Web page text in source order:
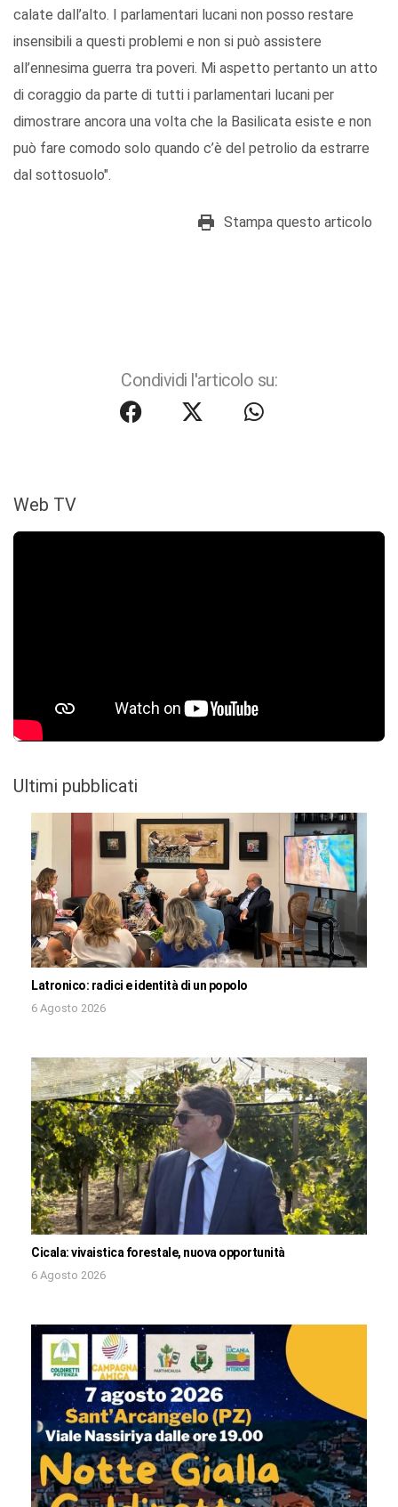
calate dall’alto. I parlamentari lucani non posso restare
insensibili a questi problemi e non si può assistere
all’ennesima guerra tra poveri. Mi aspetto pertanto un atto
di coraggio da parte di tutti i parlamentari lucani per
dimostrare ancora una volta che la Basilicata esiste e non
può fare comodo solo quando c’è del petrolio da estrarre
dal sottosuolo".
Stampa questo articolo
Condividi l'articolo su:
Web TV
Ultimi pubblicati
Latronico: radici e identità di un popolo
6 Agosto 2026
Cicala: vivaistica forestale, nuova opportunità
6 Agosto 2026